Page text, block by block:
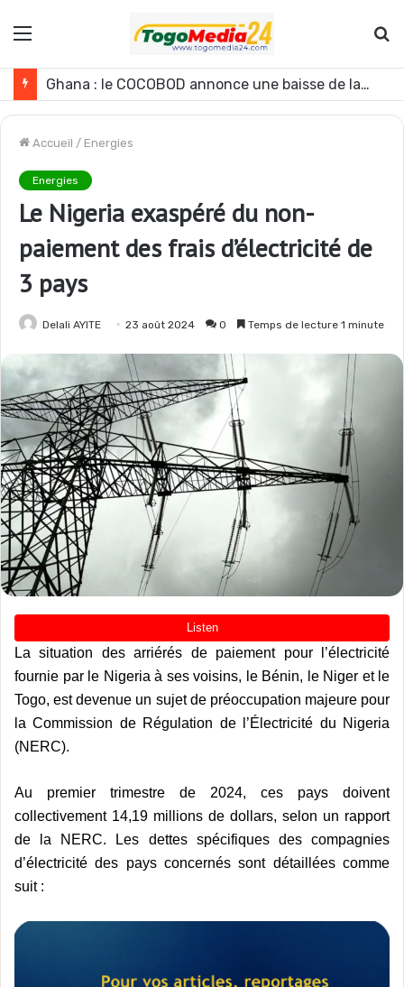
Menu
Le Ghana envisage des réformes politiques
Accueil / Energies
Energies
Le Nigeria exaspéré du non-
paiement des frais d’électricité de
3 pays
Delali AYITE 23 août 2024 0 Temps de lecture 1 minute
La situation des arriérés de paiement pour l’électricité
fournie par le Nigeria à ses voisins, le Bénin, le Niger et le
Togo, est devenue un sujet de préoccupation majeure pour
la Commission de Régulation de l’Électricité du Nigeria
(NERC).
Au premier trimestre de 2024, ces pays doivent
collectivement 14,19 millions de dollars, selon un rapport
de la NERC. Les dettes spécifiques des compagnies
d’électricité des pays concernés sont détaillées comme
suit :